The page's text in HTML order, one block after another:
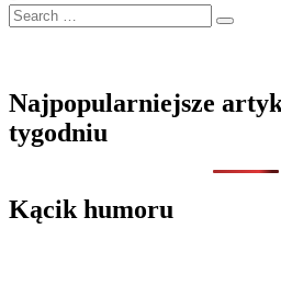
Search
…
Najpopularniejsze
tygodniu
Kącik humoru